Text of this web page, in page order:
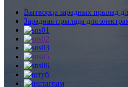
Вытворца зарадных прылад
Зарадная прылада для